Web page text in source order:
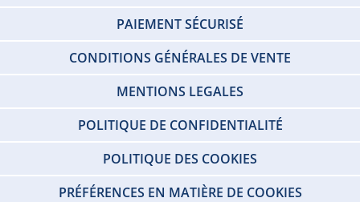
PAIEMENT SÉCURISÉ
CONDITIONS GÉNÉRALES DE VENTE
MENTIONS LEGALES
POLITIQUE DE CONFIDENTIALITÉ
POLITIQUE DES COOKIES
PRÉFÉRENCES EN MATIÈRE DE COOKIES